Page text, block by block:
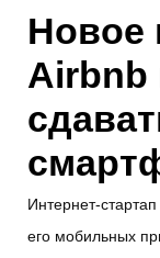
Новое
Airbnb
Интернет-
его мобильных